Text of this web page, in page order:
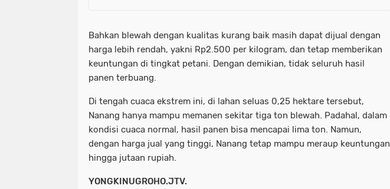
Bahkan blewah dengan kualitas kurang baik masih dapat dijual dengan
harga lebih rendah, yakni Rp2.500 per kilogram, dan tetap memberikan
keuntungan di tingkat petani. Dengan demikian, tidak seluruh hasil
panen terbuang.
Di tengah cuaca ekstrem ini, di lahan seluas 0,25 hektare tersebut,
Nanang hanya mampu memanen sekitar tiga ton blewah. Padahal, dalam
kondisi cuaca normal, hasil panen bisa mencapai lima ton. Namun,
dengan harga jual yang tinggi, Nanang tetap mampu meraup keuntungan
hingga jutaan rupiah.
YONGKINUGROHO.JTV.